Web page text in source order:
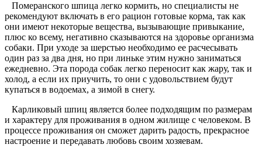
Померанского шпица легко кормить, но специалисты не
рекомендуют включать в его рацион готовые корма, так как
они имеют некоторые вещества, вызывающие привыкание,
плюс ко всему, негативно сказываются на здоровье организма
собаки. При уходе за шерстью необходимо ее расчесывать
один раз за два дня, но при линьке этим нужно заниматься
ежедневно. Эта порода собак легко переносит как жару, так и
холод, а если их приучить, то они с удовольствием будут
купаться в водоемах, а зимой в снегу.
Карликовый шпиц является более подходящим по размерам
и характеру для проживания в одном жилище с человеком. В
процессе проживания он сможет дарить радость, прекрасное
настроение и передавать любовь своим хозяевам.